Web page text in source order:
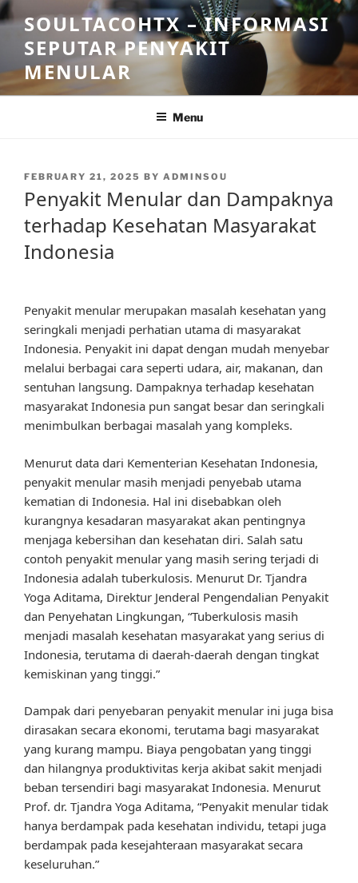
Skip
to
content
SOULTACOHTX – INFORMASI
SEPUTAR PENYAKIT
MENULAR
Menu
POSTED
FEBRUARY 21, 2025 BY ADMINSOU
Penyakit Menular dan Dampaknya
terhadap Kesehatan Masyarakat
Indonesia
Penyakit menular merupakan masalah kesehatan yang
seringkali menjadi perhatian utama di masyarakat
Indonesia. Penyakit ini dapat dengan mudah menyebar
melalui berbagai cara seperti udara, air, makanan, dan
sentuhan langsung. Dampaknya terhadap kesehatan
masyarakat Indonesia pun sangat besar dan seringkali
menimbulkan berbagai masalah yang kompleks.
Menurut data dari Kementerian Kesehatan Indonesia,
penyakit menular masih menjadi penyebab utama
kematian di Indonesia. Hal ini disebabkan oleh
kurangnya kesadaran masyarakat akan pentingnya
menjaga kebersihan dan kesehatan diri. Salah satu
contoh penyakit menular yang masih sering terjadi di
Indonesia adalah tuberkulosis. Menurut Dr. Tjandra
Yoga Aditama, Direktur Jenderal Pengendalian Penyakit
dan Penyehatan Lingkungan, “Tuberkulosis masih
menjadi masalah kesehatan masyarakat yang serius di
Indonesia, terutama di daerah-daerah dengan tingkat
kemiskinan yang tinggi.”
Dampak dari penyebaran penyakit menular ini juga bisa
dirasakan secara ekonomi, terutama bagi masyarakat
yang kurang mampu. Biaya pengobatan yang tinggi
dan hilangnya produktivitas kerja akibat sakit menjadi
beban tersendiri bagi masyarakat Indonesia. Menurut
Prof. dr. Tjandra Yoga Aditama, “Penyakit menular tidak
hanya berdampak pada kesehatan individu, tetapi juga
berdampak pada kesejahteraan masyarakat secara
keseluruhan.”